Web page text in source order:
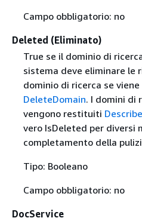
Campo obbligatorio: no
Deleted (Eliminato)
True se il dominio di
sistema deve eliminare le
dominio di ricerca se
DeleteDomain. I domini di
vengono restituiti
vero IsDeleted per diversi
completamento della
Tipo: Booleano
Campo obbligatorio: no
DocService